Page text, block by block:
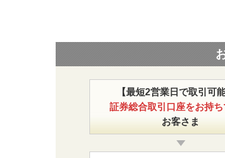
【最短2営業日で取引可能
証券総合取引口座をお持
お客さま